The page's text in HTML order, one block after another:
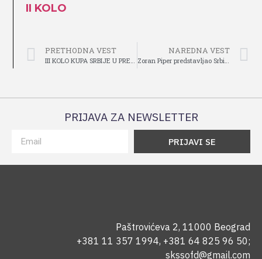
II KOLO
PRETHODNA VEST
III KOLO KUPA SRBIJE U PRESKAKANJU PREPONA – PROPOZICIJE
NAREDNA VEST
Zoran Piper predstavljao Srbiju na radionici za nacionalne trenere Balkana u Sofiji
PRIJAVA ZA NEWSLETTER
PRIJAVI SE
Paštrovićeva 2, 11000 Beograd
+381 11 357 1994, +381 64 825 96 50;
skssofd@gmail.com